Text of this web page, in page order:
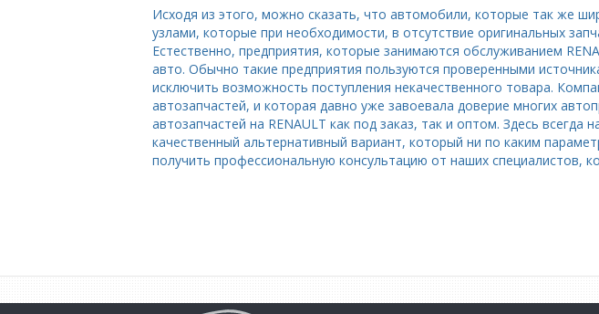
Исходя из этого, можно сказать, что автомобили, которые так же
узлами, которые при необходимости, в отсутствие оригинальных
Естественно, предприятия, которые занимаются обслуживанием
авто. Обычно такие предприятия пользуются проверенными
исключить возможность поступления некачественного товара.
автозапчастей, и которая давно уже завоевала доверие многих
автозапчастей на RENAULT как под заказ, так и оптом. Здесь
качественный альтернативный вариант, который ни по каким
получить профессиональную консультацию от наших специалистов,